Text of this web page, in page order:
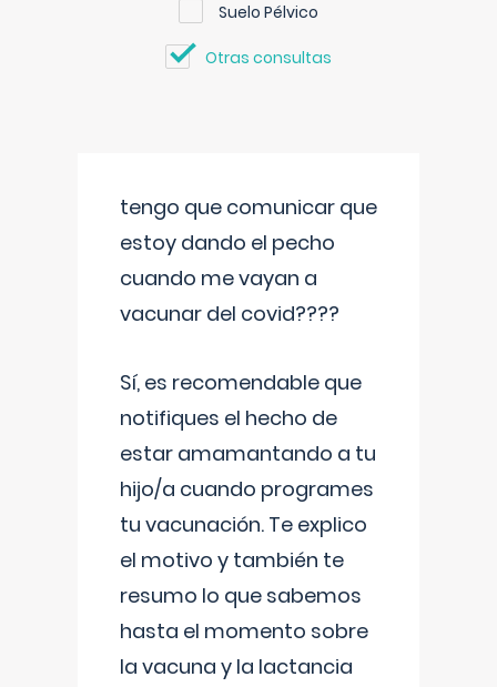
Suelo Pélvico
Otras consultas
tengo que comunicar que
estoy dando el pecho
cuando me vayan a
vacunar del covid????
Sí, es recomendable que
notifiques el hecho de
estar amamantando a tu
hijo/a cuando programes
tu vacunación. Te explico
el motivo y también te
resumo lo que sabemos
hasta el momento sobre
la vacuna y la lactancia